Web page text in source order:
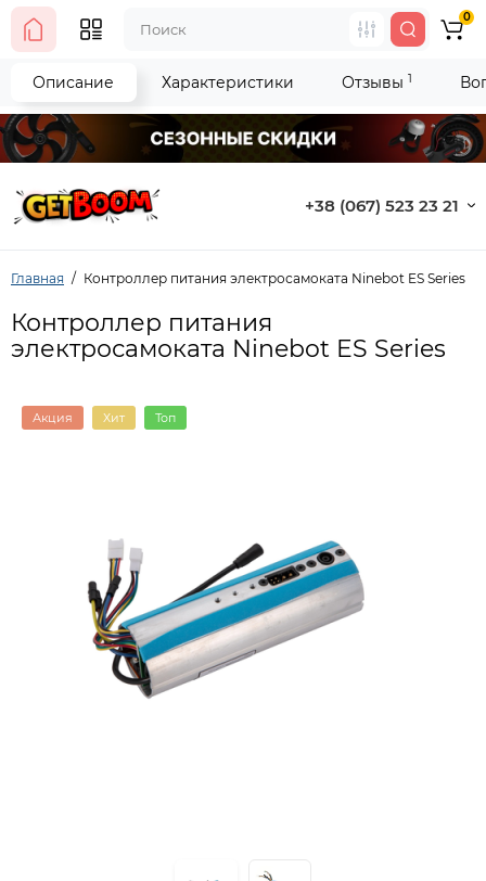
+38 (067) 523 23 21
0
Главная Контроллер питания электросамоката Ninebot ES Series
Контроллер питания
электросамоката Ninebot ES Series
Акция Хит Топ
Описание Характеристики Отзывы 1